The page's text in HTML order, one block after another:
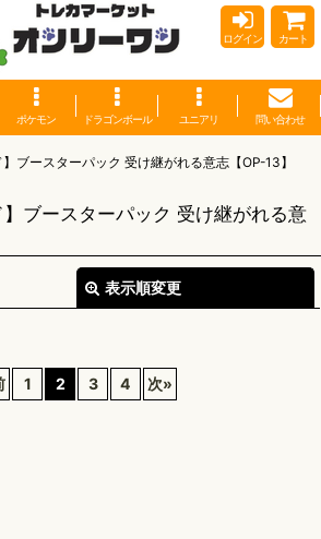
ログイン カート
ポケモン ドラゴンボール ユニアリ 問い合わせ
】ブースターパック 受け継がれる意志【OP-13】
】ブースターパック 受け継がれる意
表示順変更
1 2 3 4 次»